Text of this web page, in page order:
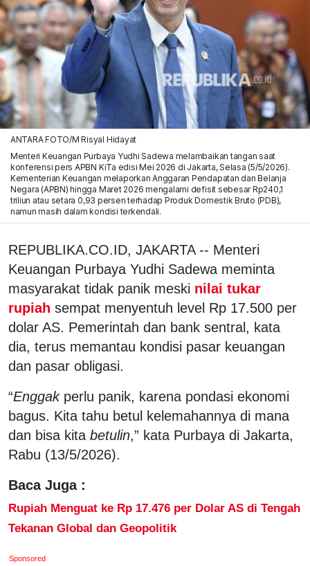
ANTARA FOTO/M Risyal Hidayat
Menteri Keuangan Purbaya Yudhi Sadewa melambaikan tangan saat
konferensi pers APBN KiTa edisi Mei 2026 di Jakarta, Selasa (5/5/2026).
Kementerian Keuangan melaporkan Anggaran Pendapatan dan Belanja
Negara (APBN) hingga Maret 2026 mengalami defisit sebesar Rp240,1
triliun atau setara 0,93 persen terhadap Produk Domestik Bruto (PDB),
namun masih dalam kondisi terkendali.
REPUBLIKA.CO.ID, JAKARTA -- Menteri
Keuangan Purbaya Yudhi Sadewa meminta
masyarakat tidak panik meski nilai tukar
rupiah sempat menyentuh level Rp 17.500 per
dolar AS. Pemerintah dan bank sentral, kata
dia, terus memantau kondisi pasar keuangan
dan pasar obligasi.
“Enggakperlu panik, karena pondasi ekonomi
bagus. Kita tahu betul kelemahannya di mana
dan bisa kita betulin,” kata Purbaya di Jakarta,
Rabu (13/5/2026).
Baca Juga :
Rupiah Menguat ke Rp 17.476 per Dolar AS di Tengah
Tekanan Global dan Geopolitik
Sponsored